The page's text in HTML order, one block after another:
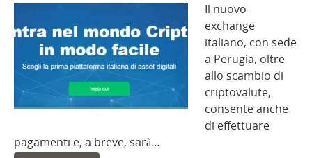
Il nuovo
exchange
italiano, con sede
a Perugia, oltre
allo scambio di
criptovalute,
consente anche
di effettuare
pagamenti e, a breve, sarà…